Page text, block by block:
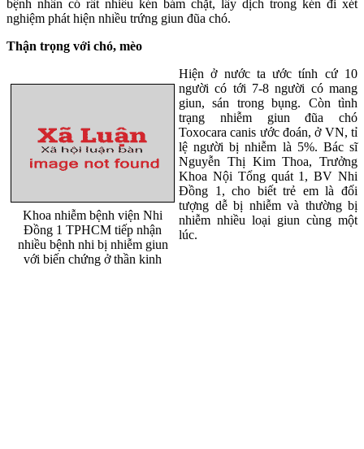
bệnh nhân có rất nhiều kén bám chặt, lấy dịch trong kén đi xét
nghiệm phát hiện nhiều trứng giun đũa chó.
Thận trọng với chó, mèo
Khoa nhiễm bệnh viện Nhi
Đồng 1 TPHCM tiếp nhận
nhiều bệnh nhi bị nhiễm giun
với biến chứng ở thần kinh
Hiện ở nước ta ước tính cứ 10
người có tới 7-8 người có mang
giun, sán trong bụng. Còn tình
trạng nhiễm giun đũa chó
Toxocara canis ước đoán, ở VN, tỉ
lệ người bị nhiễm là 5%. Bác sĩ
Nguyễn Thị Kim Thoa, Trưởng
Khoa Nội Tổng quát 1, BV Nhi
Đồng 1, cho biết trẻ em là đối
tượng dễ bị nhiễm và thường bị
nhiễm nhiều loại giun cùng một
lúc.